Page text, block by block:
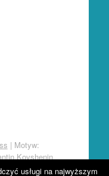
| Motyw:
Kovshenin
usługi na najwyższym